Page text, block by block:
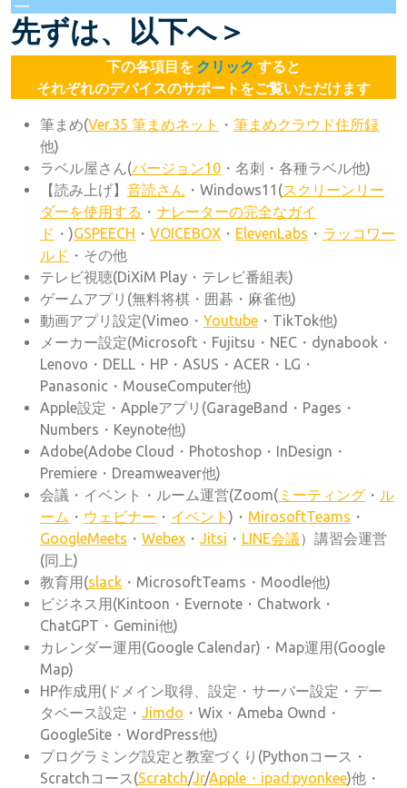
先ずは、以下へ＞
下の各項目を クリック すると
それぞれのデバイスのサポートをご覧いただけます
筆まめ(Ver.35 筆まめネット ・ 筆まめクラウド住所録
他)
ラベル屋さん(バージョン10 ・名刺・各種ラベル他)
【読み上げ】 音読さん ・Windows11(スクリーンリー
ダーを使用する ・ ナレーターの完全なガイ
ド ・)GSPEECH ・ VOICEBOX ・ ElevenLabs ・ ラッコワー
ルド ・その他
テレビ視聴(DiXiM Play・テレビ番組表)
ゲームアプリ(無料将棋・囲碁・麻雀他)
動画アプリ設定(Vimeo・ Youtube ・TikTok他)
メーカー設定(Microsoft・Fujitsu・NEC・dynabook・
Lenovo・DELL・HP・ASUS・ACER・LG・
Panasonic・MouseComputer他)
Apple設定・Appleアプリ(GarageBand・Pages・
Numbers・Keynote他)
Adobe(Adobe Cloud・Photoshop・InDesign・
Premiere・Dreamweaver他)
会議・イベント・ルーム運営(Zoom( ミーティング ・ ル
ーム ・ ウェビナー ・ イベント )・ MirosoftTeams ・
GoogleMeets ・ Webex ・ Jitsi ・ LINE会議）講習会運営
(同上)
教育用(slack ・MicrosoftTeams・Moodle他)
ビジネス用(Kintoon・Evernote・Chatwork・
ChatGPT・Gemini他)
カレンダー運用(Google Calendar)・Map運用(Google
Map)
HP作成用(ドメイン取得、設定・サーバー設定・デー
タベース設定・ Jimdo ・Wix・Ameba Ownd・
GoogleSite・WordPress他)
プログラミング設定と教室づくり(Pythonコース・
Scratchコース(Scratch/Jr/Apple・ipad:pyonkee)他・